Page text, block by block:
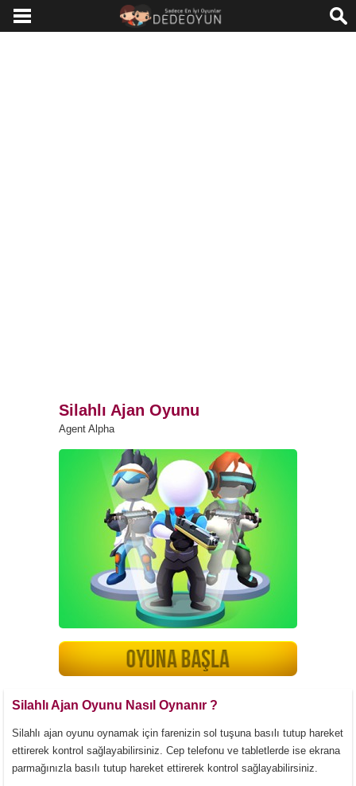
Silahlı Ajan Oyunu
Agent Alpha
Silahlı Ajan Oyunu Nasıl Oynanır ?
Silahlı ajan oyunu oynamak için farenizin sol tuşuna basılı tutup hareket
ettirerek kontrol sağlayabilirsiniz. Cep telefonu ve tabletlerde ise ekrana
parmağınızla basılı tutup hareket ettirerek kontrol sağlayabilirsiniz.